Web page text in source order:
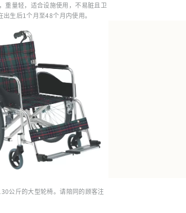
重量轻，适合设施使用，不易脏且卫
出生后1个月至48个月内使用。
公斤的大型轮椅。请陪同的顾客注